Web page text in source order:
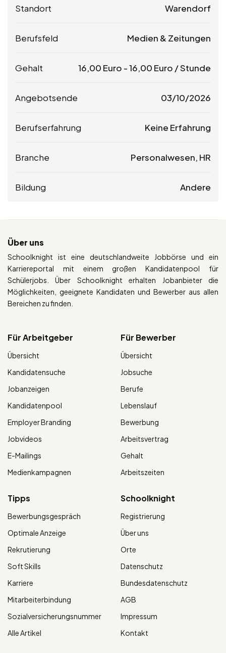
Standort Warendorf
Berufsfeld Medien & Zeitungen
Gehalt 16,00 Euro -16,00 Euro / Stunde
Angebotsende 03/10/2026
Berufserfahrung Keine Erfahrung
Branche Personalwesen, HR
Bildung Andere
Über uns
Schoolknight ist eine deutschlandweite Jobbörse und ein
Karriereportal mit einem großen Kandidatenpool für
Schülerjobs. Über Schoolknight erhalten Jobanbieter die
Möglichkeiten, geeignete Kandidaten und Bewerber aus allen
Bereichen zu finden.
Für Arbeitgeber
Übersicht
Kandidatensuche
Jobanzeigen
Kandidatenpool
Employer Branding
Jobvideos
E-Mailings
Medienkampagnen
Für Bewerber
Übersicht
Jobsuche
Berufe
Lebenslauf
Bewerbung
Arbeitsvertrag
Gehalt
Arbeitszeiten
Tipps
Bewerbungsgespräch
Optimale Anzeige
Rekrutierung
Soft Skills
Karriere
Mitarbeiterbindung
Sozialversicherungsnummer
Alle Artikel
Schoolknight
Registrierung
Über uns
Orte
Datenschutz
Bundesdatenschutz
AGB
Impressum
Kontakt